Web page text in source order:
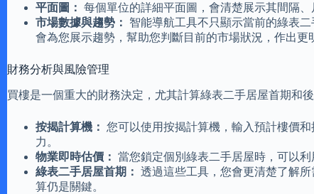
平面圖： 每個單位的詳細平面圖，會清楚展示其間隔
市場數據與趨勢：
智能導航工具不只顯示當前的綠表
會為您展示趨勢，幫助您判斷目前的市場狀況，作出更
財務分析與風險管理
買樓是一個重大的財務決定，尤其計算綠表二手居屋首期和
按揭計算機： 您可以使用按揭計算機，輸入預計樓價
力。
物業即時估價： 當您鎖定個別綠表二手居屋時，可以
綠表二手居屋首期： 透過這些工具，您會更清楚了解
算仍是關鍵。